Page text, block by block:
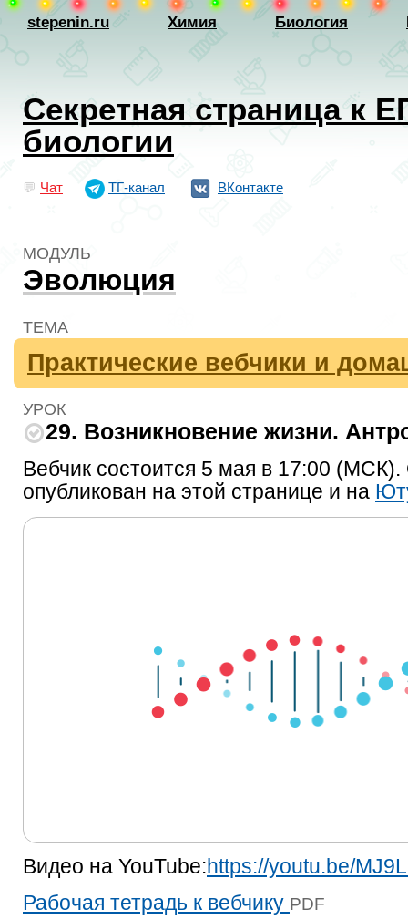
stepenin.ru Химия Биология
Секретная страница к
биологии
💬 Чат ТГ-канал ВКонтакте
МОДУЛЬ
Эволюция
ТЕМА
Практические вебчики и
УРОК
29. Возникновение жизни.
Вебчик состоится 5 мая в 17:00 (МСК).
опубликован на этой странице и на
Видео на YouTube:https://youtu.be/
Рабочая тетрадь к вебчику PDF